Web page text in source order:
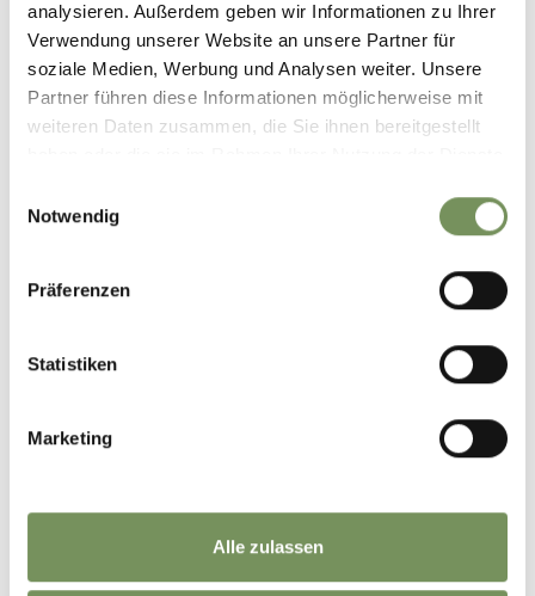
analysieren. Außerdem geben wir Informationen zu Ihrer
Verwendung unserer Website an unsere Partner für
soziale Medien, Werbung und Analysen weiter. Unsere
Partner führen diese Informationen möglicherweise mit
weiteren Daten zusammen, die Sie ihnen bereitgestellt
Notwendig
Präferenzen
Statistiken
Marketing
Alle zulassen